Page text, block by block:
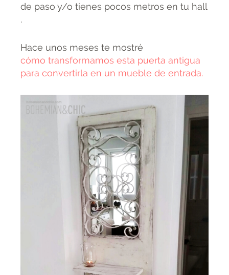
de paso y/o tienes pocos metros en tu hall
.
Hace unos meses te mostré
cómo transformamos esta puerta antigua
para convertirla en un mueble de entrada.